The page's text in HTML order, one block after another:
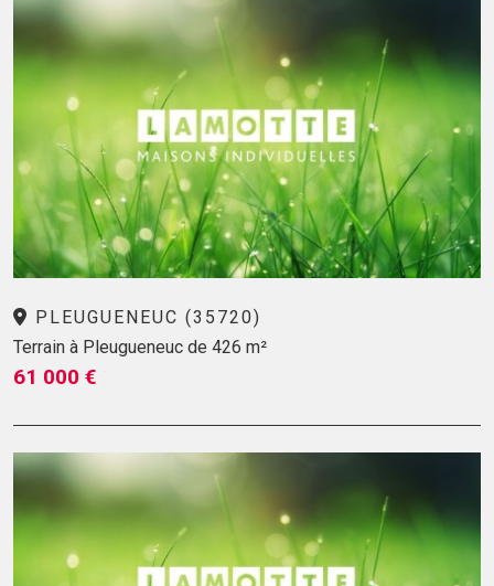
PLEUGUENEUC (35720)
Terrain à Pleugueneuc de 426 m²
61 000 €